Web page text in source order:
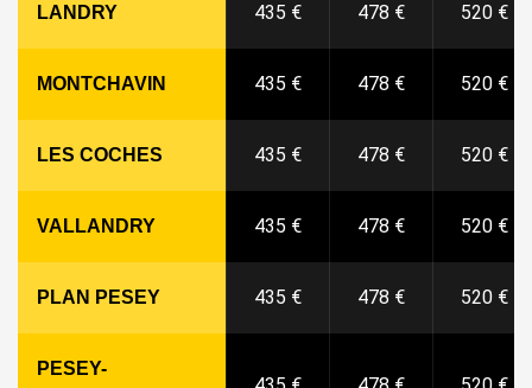
LANDRY 435 € 478 € 520 €
MONTCHAVIN 435 € 478 € 520 €
LES COCHES 435 € 478 € 520 €
VALLANDRY 435 € 478 € 520 €
PLAN PESEY 435 € 478 € 520 €
PESEY-